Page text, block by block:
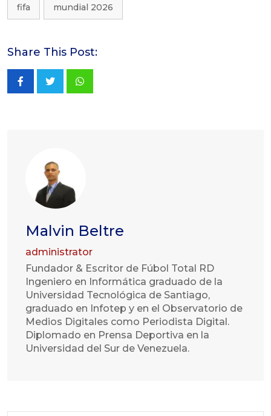
fifa mundial 2026
Share This Post:
Whatsapp
Malvin Beltre
administrator
Fundador & Escritor de Fúbol Total RD
Ingeniero en Informática graduado de la
Universidad Tecnológica de Santiago,
graduado en Infotep y en el Observatorio de
Medios Digitales como Periodista Digital.
Diplomado en Prensa Deportiva en la
Universidad del Sur de Venezuela.